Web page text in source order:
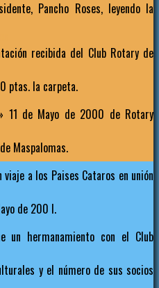
UIB
Pancho Roses, leyendo la
recibida del Club Rotary de
ptas. la carpeta.
11 de Mayo de 2000 de Rotary
Maspalomas.
a los Paises Cataros en unión
de 200 l.
un hermanamiento con el Club
y el número de sus socios